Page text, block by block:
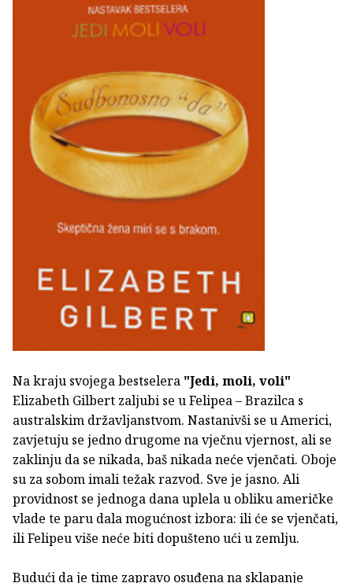
Na kraju svojega bestselera "Jedi, moli, voli"
Elizabeth Gilbert zaljubi se u Felipea – Brazilca s
australskim državljanstvom. Nastanivši se u Americi,
zavjetuju se jedno drugome na vječnu vjernost, ali se
zaklinju da se nikada, baš nikada neće vjenčati. Oboje
su za sobom imali težak razvod. Sve je jasno. Ali
providnost se jednoga dana uplela u obliku američke
vlade te paru dala mogućnost izbora: ili će se vjenčati,
ili Felipeu više neće biti dopušteno ući u zemlju.
Budući da je time zapravo osuđena na sklapanje